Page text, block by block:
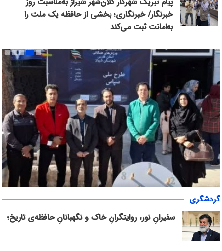
خبرنگار/ خبرنگاری؛ بخشی از حافظه یک ملت را
به‌امانت ثبت می‌کند
«سپاس» در میانرود شیراز طنین‌انداز شد/ هم‌افزایی ورزش، فرهنگ و
خدمات اجتماعی با حضور ۳۰۰ شهروند
گردشگری
سفیرانِ نور، روایتگرانِ خاک و نگهبانانِ حافظه‌ی تاریخ؛